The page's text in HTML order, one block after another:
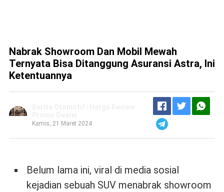
Nabrak Showroom Dan Mobil Mewah
Ternyata Bisa Ditanggung Asuransi Astra, Ini
Ketentuannya
Kamis, 21 Maret 2024
Belum lama ini, viral di media sosial
kejadian sebuah SUV menabrak showroom